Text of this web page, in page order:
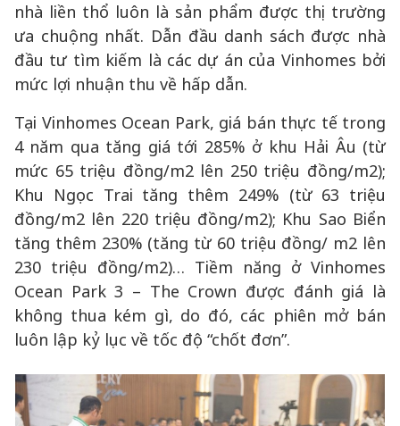
nhà liền thổ luôn là sản phẩm được thị trường
ưa chuộng nhất. Dẫn đầu danh sách được nhà
đầu tư tìm kiếm là các dự án của Vinhomes bởi
mức lợi nhuận thu về hấp dẫn.
Tại Vinhomes Ocean Park, giá bán thực tế trong
4 năm qua tăng giá tới 285% ở khu Hải Âu (từ
mức 65 triệu đồng/m2 lên 250 triệu đồng/m2);
Khu Ngọc Trai tăng thêm 249% (từ 63 triệu
đồng/m2 lên 220 triệu đồng/m2); Khu Sao Biển
tăng thêm 230% (tăng từ 60 triệu đồng/ m2 lên
230 triệu đồng/m2)… Tiềm năng ở Vinhomes
Ocean Park 3 – The Crown được đánh giá là
không thua kém gì, do đó, các phiên mở bán
luôn lập kỷ lục về tốc độ “chốt đơn”.